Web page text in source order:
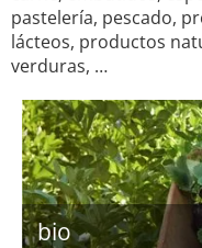
pastelería, pescado,
lácteos, productos
verduras, …
bio